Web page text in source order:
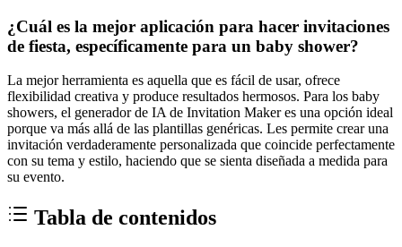
¿Cuál es la mejor aplicación para hacer invitaciones
de fiesta, específicamente para un baby shower?
La mejor herramienta es aquella que es fácil de usar, ofrece
flexibilidad creativa y produce resultados hermosos. Para los baby
showers, el generador de IA de Invitation Maker es una opción ideal
porque va más allá de las plantillas genéricas. Les permite crear una
invitación verdaderamente personalizada que coincide perfectamente
con su tema y estilo, haciendo que se sienta diseñada a medida para
su evento.
Tabla de contenidos